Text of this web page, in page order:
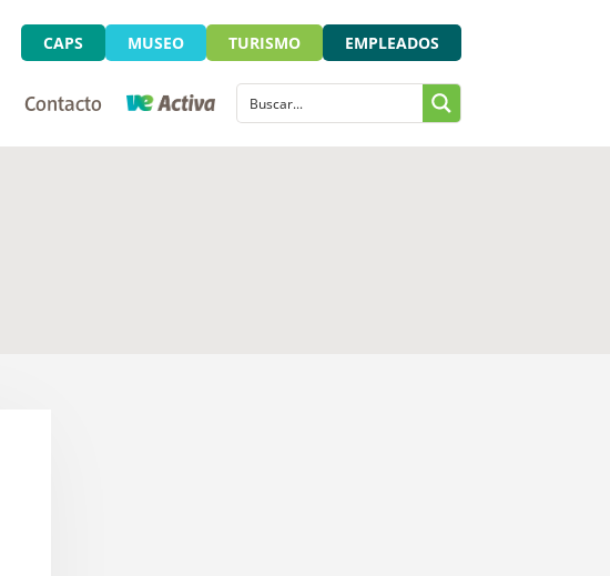
CAPS MUSEO TURISMO EMPLEADOS
Contacto